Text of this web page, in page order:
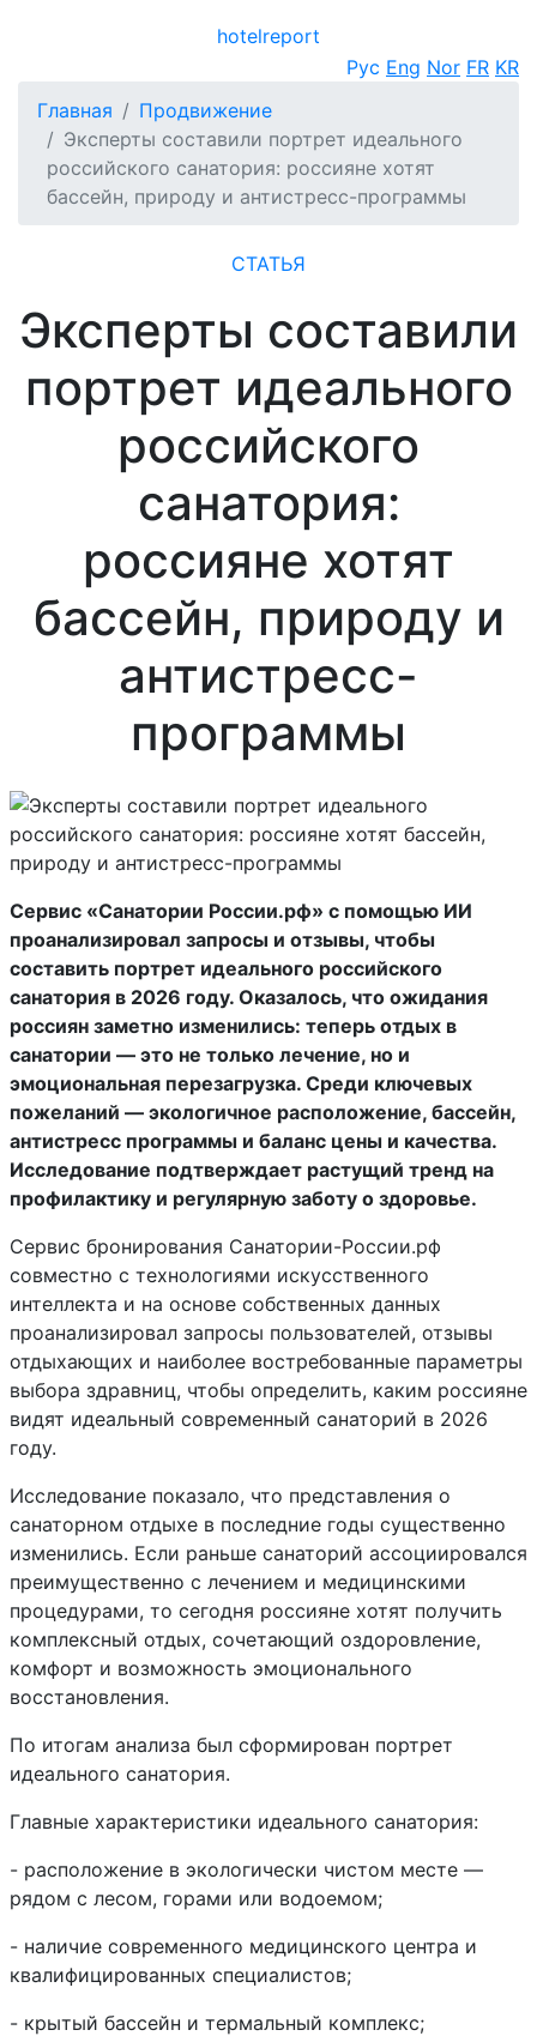
hotelreport
Рус Eng Nor FR KR
Главная
Продвижение
Эксперты составили портрет идеального
российского санатория: россияне хотят
бассейн, природу и антистресс-программы
СТАТЬЯ
Эксперты составили
портрет идеального
российского
санатория:
россияне хотят
бассейн, природу и
антистресс-
программы
Сервис «Санатории России.рф» с помощью ИИ
проанализировал запросы и отзывы, чтобы
составить портрет идеального российского
санатория в 2026 году. Оказалось, что ожидания
россиян заметно изменились: теперь отдых в
санатории — это не только лечение, но и
эмоциональная перезагрузка. Среди ключевых
пожеланий — экологичное расположение, бассейн,
антистресс программы и баланс цены и качества.
Исследование подтверждает растущий тренд на
профилактику и регулярную заботу о здоровье.
Сервис бронирования Санатории-России.рф
совместно с технологиями искусственного
интеллекта и на основе собственных данных
проанализировал запросы пользователей, отзывы
отдыхающих и наиболее востребованные параметры
выбора здравниц, чтобы определить, каким россияне
видят идеальный современный санаторий в 2026
году.
Исследование показало, что представления о
санаторном отдыхе в последние годы существенно
изменились. Если раньше санаторий ассоциировался
преимущественно с лечением и медицинскими
процедурами, то сегодня россияне хотят получить
комплексный отдых, сочетающий оздоровление,
комфорт и возможность эмоционального
восстановления.
По итогам анализа был сформирован портрет
идеального санатория.
Главные характеристики идеального санатория:
- расположение в экологически чистом месте —
рядом с лесом, горами или водоемом;
- наличие современного медицинского центра и
квалифицированных специалистов;
- крытый бассейн и термальный комплекс;